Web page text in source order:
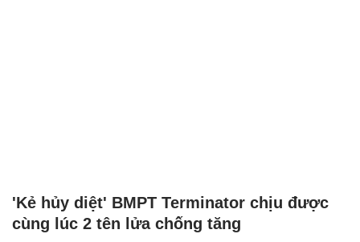
'Kẻ hủy diệt' BMPT Terminator chịu được
cùng lúc 2 tên lửa chống tăng